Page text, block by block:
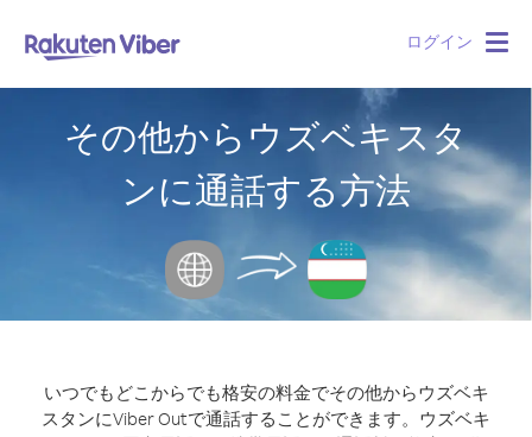
ログイン
その他からウズベキスタ
ンに通話する方法
いつでもどこからでも格安の料金でその他からウズベキ
スタンにViber Outで通話することができます。 ウズベキ